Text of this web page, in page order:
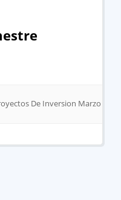
De Inversion Marzo 2023